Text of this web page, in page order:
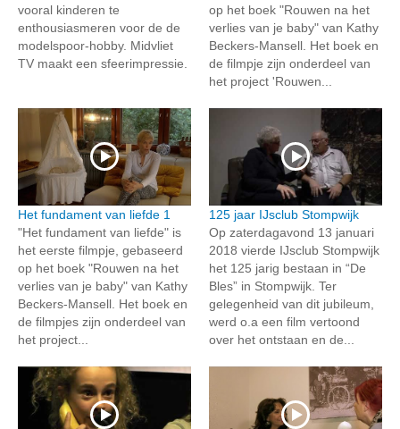
vooral kinderen te
enthousiasmeren voor de de
modelspoor-hobby. Midvliet
TV maakt een sfeerimpressie.
op het boek "Rouwen na het
verlies van je baby" van Kathy
Beckers-Mansell. Het boek en
de filmpje zijn onderdeel van
het project 'Rouwen...
Het fundament van liefde 1
"Het fundament van liefde" is
het eerste filmpje, gebaseerd
op het boek "Rouwen na het
verlies van je baby" van Kathy
Beckers-Mansell. Het boek en
de filmpjes zijn onderdeel van
het project...
125 jaar IJsclub Stompwijk
Op zaterdagavond 13 januari
2018 vierde IJsclub Stompwijk
het 125 jarig bestaan in “De
Bles” in Stompwijk. Ter
gelegenheid van dit jubileum,
werd o.a een film vertoond
over het ontstaan en de...